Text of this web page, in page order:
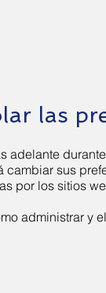
las
adelante
sus
por los sitios
administrar y